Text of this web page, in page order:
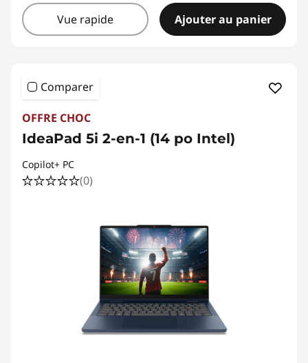
Vue rapide Ajouter au panier
Comparer
OFFRE CHOC
IdeaPad 5i 2-en-1 (14 po Intel)
Copilot+ PC
(0)